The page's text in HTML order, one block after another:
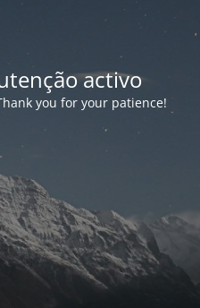
activo
you for your patience!